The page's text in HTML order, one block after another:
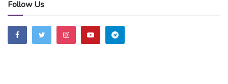
Follow Us